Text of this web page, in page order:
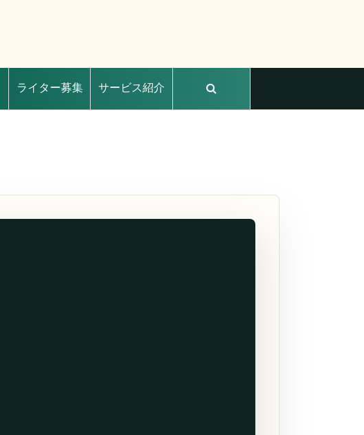
ライター募集 サービス紹介